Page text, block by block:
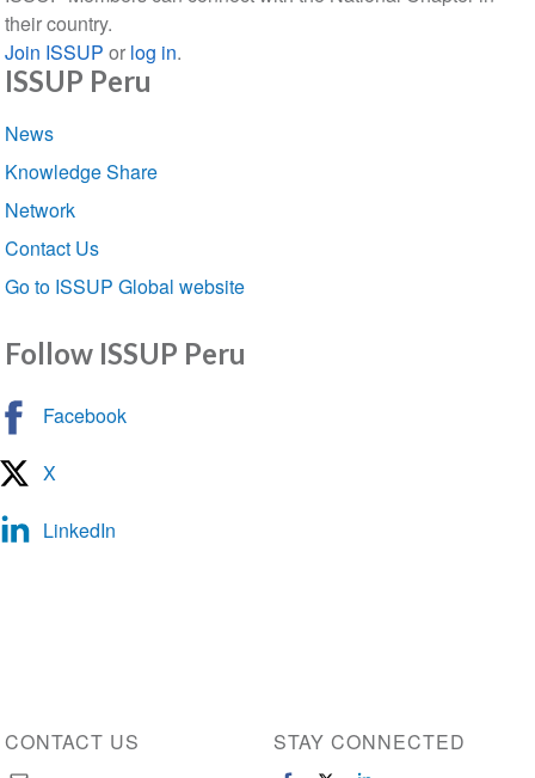
their country.
Join ISSUP or log in.
ISSUP Peru
Section
navigation
News
Knowledge Share
Network
Contact Us
Go to ISSUP Global website
Follow ISSUP Peru
Facebook
X
LinkedIn
CONTACT US STAY CONNECTED